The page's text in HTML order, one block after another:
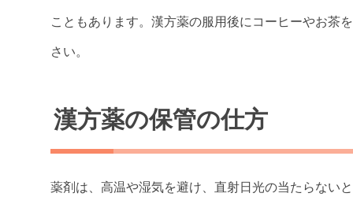
こともあります。漢方薬の服用後にコーヒーやお茶
さい。
漢方薬の保管の仕方
薬剤は、高温や湿気を避け、直射日光の当たらない